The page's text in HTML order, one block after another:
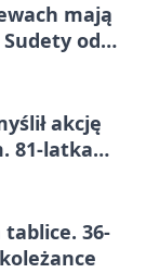
mają
od
akcję
81-latka
tablice. 36-